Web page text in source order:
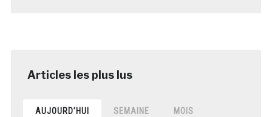
AUJOURD’HUI SEMAINE MOIS